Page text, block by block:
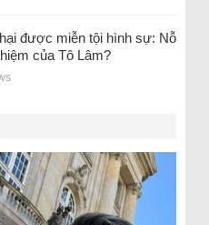
được miễn tội hình sự: Nỗ
của Tô Lâm?